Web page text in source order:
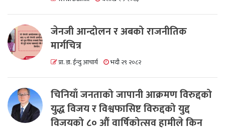
जेनजी आन्दोलन र अबको राजनीतिक
मार्गचित्र
प्रा. डा. ईन्दु आचार्य भदौ २९ २०८२
चिनियाँ जनताको जापानी आक्रमण विरुद्दको
युद्ध विजय र विश्वफासिष्ट विरुद्दको युद्द
विजयको ८० औं वार्षिकोत्सव हामीले किन